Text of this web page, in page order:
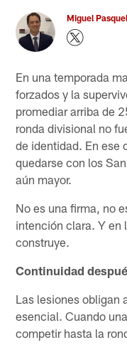
Miguel Pasquel
En una temporada
forzados y la
promediar arriba de
ronda divisional no
de identidad. En ese
quedarse con los
aún mayor.
No es una firma, no
intención clara. Y en
construye.
Continuidad
Las lesiones obligan
esencial. Cuando
competir hasta la